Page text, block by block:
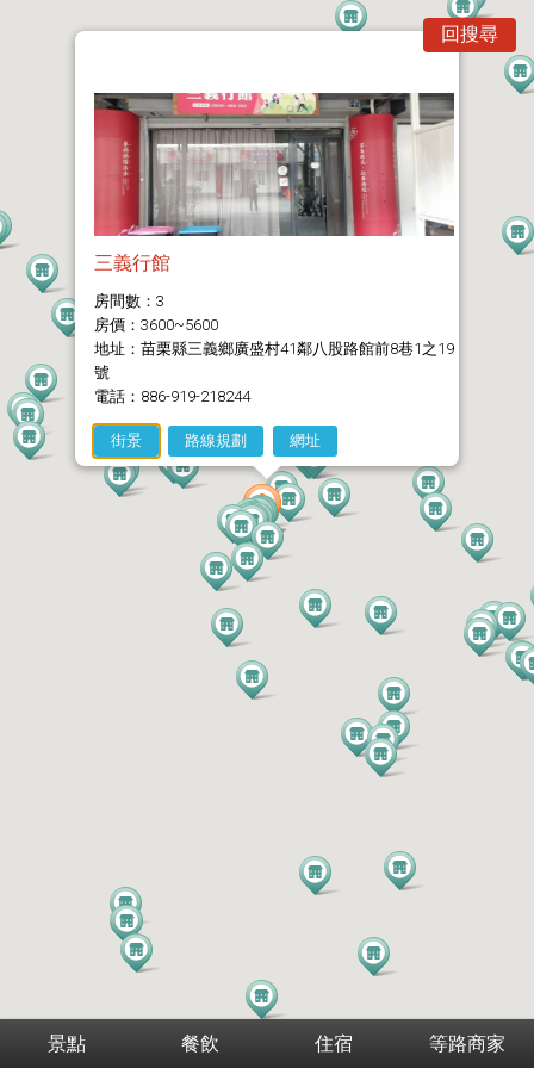
景點 餐飲 住宿 等路商家
回搜尋
三義行館
房間數：3
房價：3600~5600
地址：苗栗縣三義鄉廣盛村41鄰八股路館前8巷1之19
號
電話：886-919-218244
街景 路線規劃 網址